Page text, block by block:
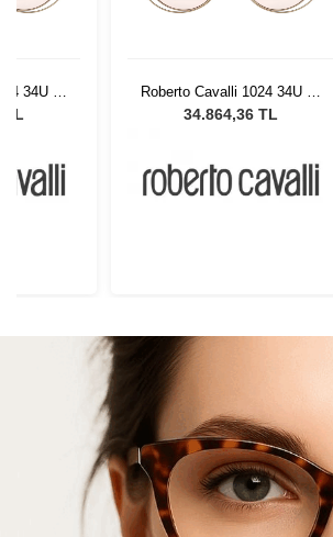
34U 55
TL
Roberto Cavalli 1024 34U 55
Kadın Güneş Gözlüğü
34.864,36 TL